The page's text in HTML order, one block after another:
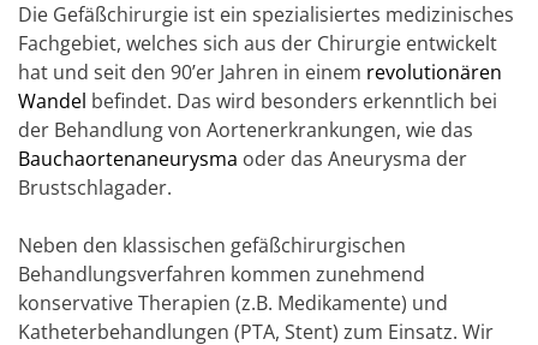
Die Gefäßchirurgie ist ein spezialisiertes medizinisches
Fachgebiet, welches sich aus der Chirurgie entwickelt
hat und seit den 90’er Jahren in einem revolutionären
Wandel befindet. Das wird besonders erkenntlich bei
der Behandlung von Aortenerkrankungen, wie das
Bauchaortenaneurysma oder das Aneurysma der
Brustschlagader.
Neben den klassischen gefäßchirurgischen
Behandlungsverfahren kommen zunehmend
konservative Therapien (z.B. Medikamente) und
Katheterbehandlungen (PTA, Stent) zum Einsatz. Wir